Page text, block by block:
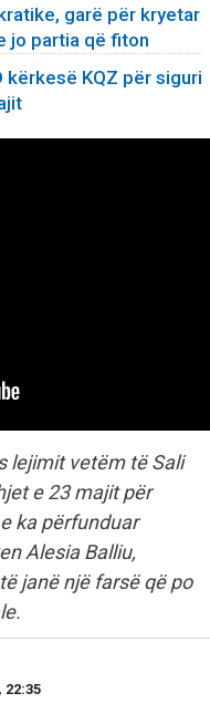
garë për kryetar
jo partia që fiton
kërkesë KQZ për siguri
lejimit vetëm të Sali
e 23 majit për
ka përfunduar
Alesia Balliu,
janë një farsë që po